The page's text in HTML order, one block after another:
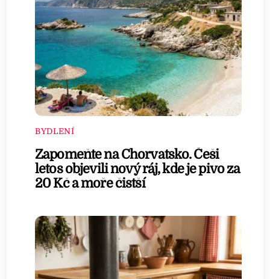
BYDLENÍ
Zapomeňte na Chorvatsko. Češi
letos objevili nový ráj, kde je pivo za
20 Kč a moře čistší